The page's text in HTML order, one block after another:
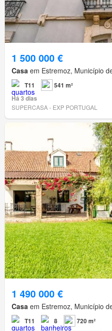
1 500 000 €
Casa em Estremoz, Município
T11
541 m²
Há 3 dias
SUPERCASA - EXP PORTUGAL
1 490 000 €
Casa em Estremoz, Município
T11 8 720 m²